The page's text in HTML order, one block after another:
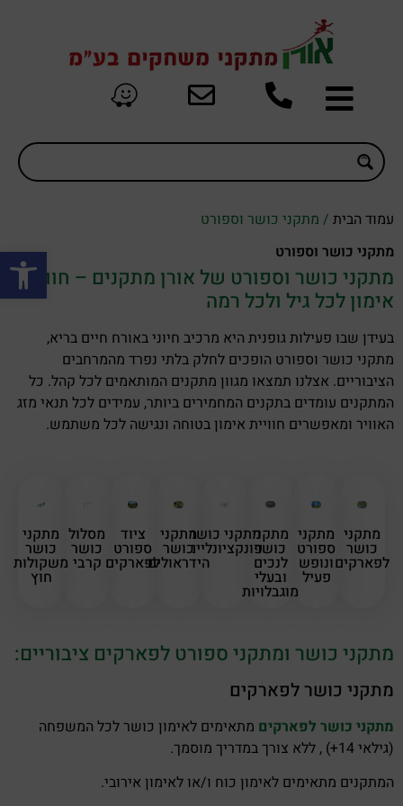
פתח
עמוד הבית / מתקני כושר וספורט
מתקני כושר וספורט
מתקני כושר וספורט של אורן מתקנים – חוויית
אימון לכל גיל ולכל רמה
בעידן שבו פעילות גופנית היא מרכיב חיוני באורח חיים בריא,
מתקני כושר וספורט הופכים לחלק בלתי נפרד מהמרחבים
הציבוריים. אצלנו תמצאו מגוון מתקנים המותאמים לכל קהל. כל
המתקנים עומדים בתקנים המחמירים ביותר, עמידים לכל תנאי מזג
האוויר ומאפשרים חוויית אימון בטוחה ונגישה לכל משתמש.
מתקני
כושר
לפארקים
מתקני
ספורט
ונופש
פעיל
מתקני
כושר
לנכים
ובעלי
מוגבלויות
מתקני כושר
פונקציונליים
מתקני
כושר
הידראולים
ציוד
ספורט
לפארקים
מסלול
כושר
קרבי
מתקני
כושר
משקולות
חוץ
מתקני כושר ומתקני ספורט לפארקים ציבוריים:
מתקני כושר לפארקים
מתקני כושר לפארקים מתאימים לאימון כושר לכל המשפחה
(גילאי 14+) , ללא צורך במדריך מוסמך.
המתקנים מתאימים לאימון כוח ו/או לאימון אירובי.